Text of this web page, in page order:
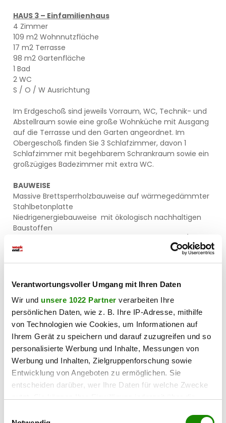
Verantwortungsvoller Umgang mit Ihren Daten
Wir und unsere 1022 Partner verarbeiten Ihre
persönlichen Daten, wie z. B. Ihre IP-Adresse, mithilfe
von Technologien wie Cookies, um Informationen auf
Ihrem Gerät zu speichern und darauf zuzugreifen und so
personalisierte Werbung und Inhalte, Messungen von
Werbung und Inhalten, Zielgruppenforschung sowie
Entwicklung von Angeboten zu ermöglichen. Sie
entscheiden darüber, wer Ihre Daten für welche Zwecke
Trigger Symbol ändern oder widerrufen
HAUS 3 – Einfamilienhaus
4 Zimmer
109 m2 Wohnnutzfläche
17 m2 Terrasse
98 m2 Gartenfläche
1 Bad
2 WC
S / O / W Ausrichtung
Im Erdgeschoß sind jeweils Vorraum, WC, Technik- und
Abstellraum sowie eine große Wohnküche mit Ausgang
auf die Terrasse und den Garten angeordnet. Im
Obergeschoß finden Sie 3 Schlafzimmer, davon 1
Schlafzimmer mit begehbarem Schrankraum sowie ein
großzügiges Badezimmer mit extra WC.
BAUWEISE
Massive Brettsperrholzbauweise auf wärmegedämmter
Stahlbetonplatte
Niedrigenergiebauweise mit ökologisch nachhaltigen
Baustoffen
Luftwasser Wärmepumpe / Fußbodenheizung
Belagsfertige Ausführung – Schlüsselfertigstellung
gegen Aufpreis möglich
Alle Fenster laut OIB mit elektrischen Raffstores
Stellplatz / E-Auto Ladestation möglich
Bezugsbereit innerhalb von 12 Monaten
Wasseranschlüsse im Außenbereich vorbereitet
LAGE / INFRASTRUKTUR / VERKEHR
Umgeben von den bekannten Orten Heiligenkreuz und
Mayerling, eingebettet in der malerischen Landschaft
Sie hier eine geniale Infrastruktur, der es an nichts fehlt.